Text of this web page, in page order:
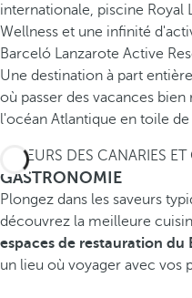
internationale, piscine Royal
Wellness et une infinité
Barceló Lanzarote Active
Une destination à part
où passer des vacances
l'océan Atlantique en toile
SAVEURS DES CANARIES
GASTRONOMIE
Plongez dans les saveurs
découvrez la meilleure
espaces de restauration du
un lieu où voyager avec vos